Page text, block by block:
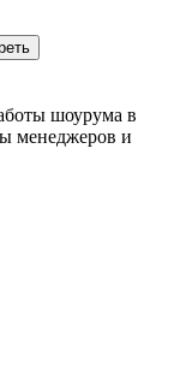
шоурума в
менеджеров и